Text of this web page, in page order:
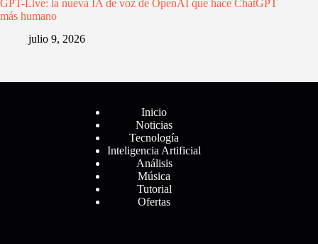
GPT-Live: la nueva IA de voz de OpenAI que hace ChatGPT
más humano
julio 9, 2026
Inicio
Noticias
Tecnología
Inteligencia Artificial
Análisis
Música
Tutorial
Ofertas